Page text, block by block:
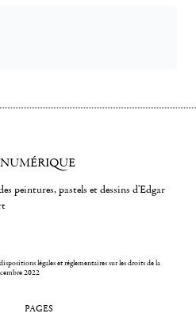
peintures, pastels et dessins d'Edgar
légales et réglementaires sur les droits de la
2022
PAGES